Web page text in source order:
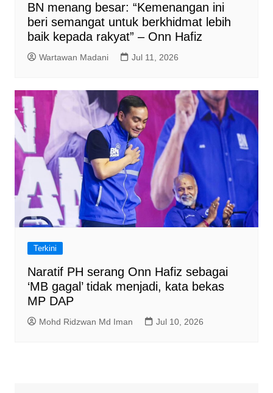
BN menang besar: “Kemenangan ini
beri semangat untuk berkhidmat lebih
baik kepada rakyat” – Onn Hafiz
Wartawan Madani Jul 11, 2026
Terkini
Naratif PH serang Onn Hafiz sebagai
‘MB gagal’ tidak menjadi, kata bekas
MP DAP
Mohd Ridzwan Md Iman Jul 10, 2026